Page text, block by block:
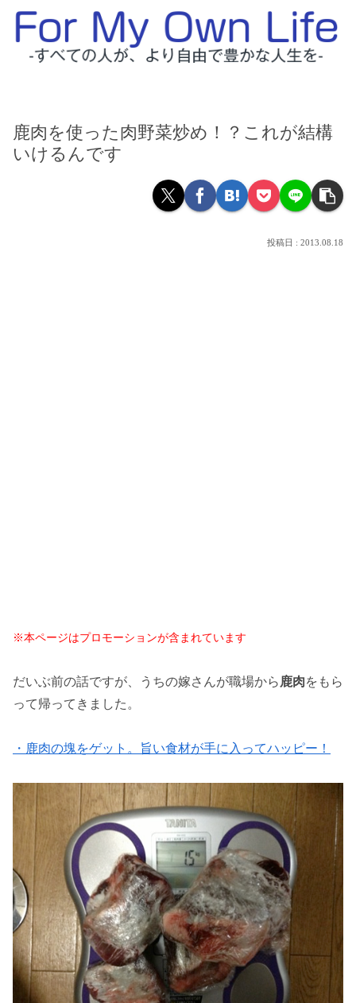
鹿肉を使った肉野菜炒め！？これが結構
いけるんです
2013.08.18
※本ページはプロモーションが含まれています
だいぶ前の話ですが、うちの嫁さんが職場から 鹿肉をもら
って帰ってきました。
・鹿肉の塊をゲット。旨い食材が手に入ってハッピー！